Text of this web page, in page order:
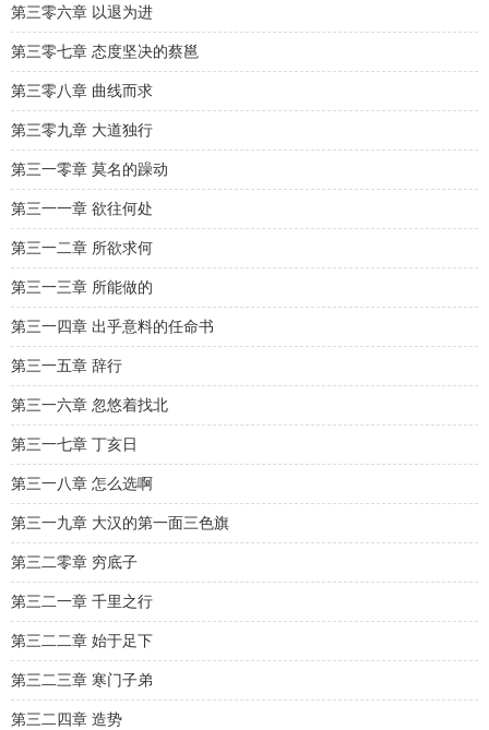
第三零六章 以退为进
第三零七章 态度坚决的蔡邕
第三零八章 曲线而求
第三零九章 大道独行
第三一零章 莫名的躁动
第三一一章 欲往何处
第三一二章 所欲求何
第三一三章 所能做的
第三一四章 出乎意料的任命书
第三一五章 辞行
第三一六章 忽悠着找北
第三一七章 丁亥日
第三一八章 怎么选啊
第三一九章 大汉的第一面三色旗
第三二零章 穷底子
第三二一章 千里之行
第三二二章 始于足下
第三二三章 寒门子弟
第三二四章 造势